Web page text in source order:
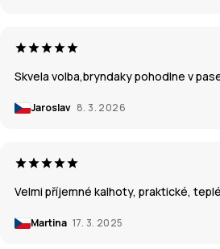
Skvela volba,bryndaky pohodlne v
Jaroslav 8. 3. 2026
Velmi příjemné kalhoty, praktické,
Martina 17. 3. 2025